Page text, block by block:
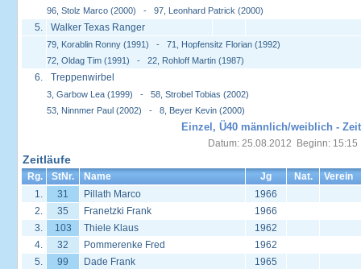
96, Stolz Marco (2000) - 97, Leonhard Patrick (2000)
5. Walker Texas Ranger
79, Korablin Ronny (1991) - 71, Hopfensitz Florian (1992)
72, Oldag Tim (1991) - 22, Rohloff Martin (1987)
6. Treppenwirbel
3, Garbow Lea (1999) - 58, Strobel Tobias (2002)
53, Ninnmer Paul (2002) - 8, Beyer Kevin (2000)
Einzel, Ü40 männlich/weiblich -
Datum: 25.08.2012 Beginn: 15:15
Zeitläufe
Rg. StNr. Name Jg Nat.
Verein
1.
31 Pillath Marco
1966
2.
35 Franetzki Frank
1966
3.
103 Thiele Klaus
1962
4.
32 Pommerenke Fred
1962
5.
99 Dade Frank
1965